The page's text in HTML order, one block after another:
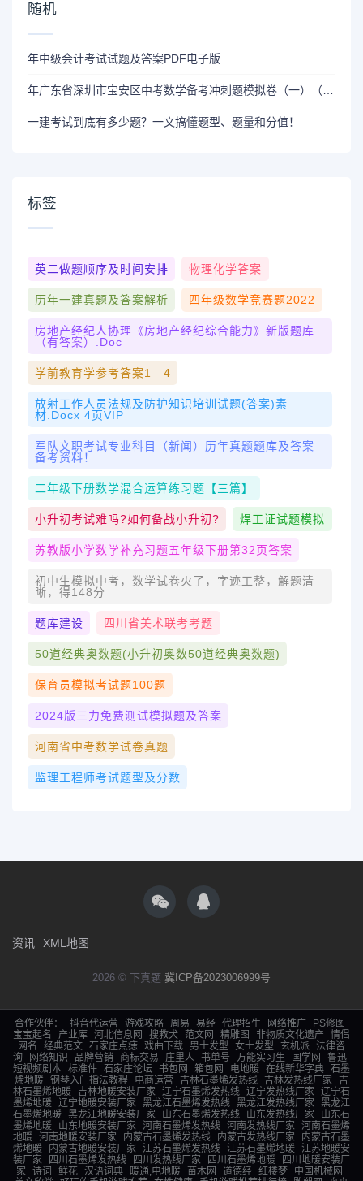
随机
年中级会计考试试题及答案PDF电子版
一建考试到底有多少题？一文搞懂题型、题量和分值！
标签
英二做题顺序及时间安排 物理化学答案
历年一建真题及答案解析 四年级数学竞赛题2022
房地产经纪人协理《房地产经纪综合能力》新版题库
（有答案）.doc
学前教育学参考答案1—4
放射工作人员法规及防护知识培训试题(答案)素
材.docx 4页VIP
军队文职考试专业科目（新闻）历年真题题库及答案
备考资料！
二年级下册数学混合运算练习题【三篇】
小升初考试难吗?如何备战小升初? 焊工证试题模拟
苏教版小学数学补充习题五年级下册第32页答案
初中生模拟中考，数学试卷火了，字迹工整，解题清
晰，得148分
题库建设 四川省美术联考考题
50道经典奥数题(小升初奥数50道经典奥数题)
保育员模拟考试题100题
2024版三力免费测试模拟题及答案
河南省中考数学试卷真题
监理工程师考试题型及分数
资讯 XML地图
2026 © 下真题 冀ICP备2023006999号
合作伙伴： 抖音代运营 游戏攻略 周易 易经 代理招生 网络推广
PS修图
宝宝起名
产业库 河北信息网 搜救犬 范文网 精雕图 非物质文化遗产
情侣
网名
经典范文 石家庄点痣 戏曲下载 男士发型 女士发型 玄机派
法律咨
询
网络知识 品牌营销 商标交易 庄里人 书单号 万能实习生 国学网
鲁迅
短视频剧本 标准件 石家庄论坛 书包网 箱包网 电地暖 在线新华字典 石墨
烯地暖 钢琴入门指法教程 电商运营 吉林石墨烯发热线 吉林发热线厂家
吉
林石墨烯地暖
吉林地暖安装厂家 辽宁石墨烯发热线 辽宁发热线厂家
辽宁石
墨烯地暖 辽宁地暖安装厂家 黑龙江石墨烯发热线 黑龙江发热线厂家
黑龙江
石墨烯地暖 黑龙江地暖安装厂家 山东石墨烯发热线 山东发热线厂家
山东石
墨烯地暖
山东地暖安装厂家 河南石墨烯发热线 河南发热线厂家
河南石墨烯
地暖 河南地暖安装厂家 内蒙古石墨烯发热线 内蒙古发热线厂家
内蒙古石墨
烯地暖
内蒙古地暖安装厂家 江苏石墨烯发热线 江苏石墨烯地暖
江苏地暖安
装厂家
四川石墨烯发热线 四川发热线厂家 四川石墨烯地暖
四川地暖安装厂
家
诗词 鲜花 汉语词典 暖通,电地暖 苗木网 道德经 红楼梦
中国机械网